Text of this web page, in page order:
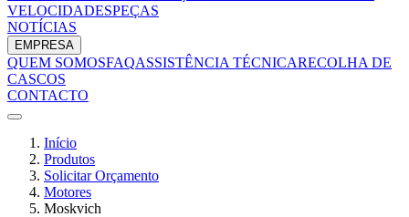
VELOCIDADESPEÇAS
NOTÍCIAS
EMPRESA
QUEM SOMOSFAQASSISTÊNCIA TÉCNICARECOLHA DE
CASCOS
CONTACTO
Início
Produtos
Solicitar Orçamento
Motores
Moskvich